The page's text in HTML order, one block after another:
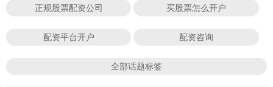
正规股票配资公司 买股票怎么开户
配资平台开户 配资咨询
全部话题标签